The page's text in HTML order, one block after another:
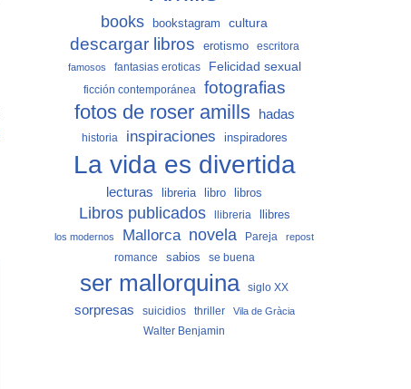
books bookstagram cultura
descargar libros erotismo escritora
famosos fantasias eroticas Felicidad sexual
ficción contemporánea fotografias
fotos de roser amills hadas
historia inspiraciones inspiradores
La vida es divertida
lecturas libreria libro libros
Libros publicados llibreria llibres
los modernos Mallorca novela Pareja repost
romance sabios se buena
ser mallorquina siglo XX
sorpresas suicidios thriller
Vila de Gràcia
Walter Benjamin